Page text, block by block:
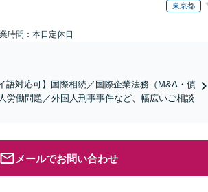
東京都
時間：本日定休日
語対応可】国際相続／国際企業法務（M&A・債
労働問題／外国人刑事事件など、幅広いご相談
メールでお問い合わせ